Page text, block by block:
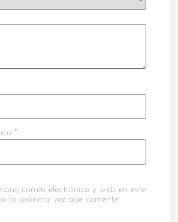
*
correo electrónico y web en este
la próxima vez que comente.